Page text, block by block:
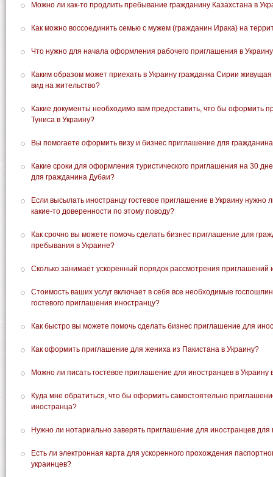
Можно ли как-то продлить пребывание гражданину Казахстана в
Как можно воссоединить семью с мужем (гражданин Ирака) на
Что нужно для начала оформления рабочего приглашения в
Каким образом может приехать в Украину гражданка Сирии
вид на жительство?
Какие документы необходимо вам предоставить, что бы оформить
Туниса в Украину?
Вы помогаете оформить визу и бизнес приглашение для
Какие сроки для оформления туристического приглашения на 30
для гражданина Дубаи?
Если высылать иностранцу гостевое приглашение в Украину нужно
какие-то доверенности по этому поводу?
Как срочно вы можете помочь сделать бизнес приглашение для
пребывания в Украине?
Сколько занимает ускоренный порядок рассмотрения приглашений
Стоимость ваших услуг включает в себя все необходимые
гостевого приглашения иностранцу?
Как быстро вы можете помочь сделать бизнес приглашение для
Как оформить приглашение для жениха из Пакистана в Украину?
Можно ли писать гостевое приглашение для иностранцев в
Куда мне обратиться, что бы оформить самостоятельно
иностранца?
Нужно ли нотариально заверять приглашение для иностранцев для
Есть ли электронная карта для ускоренного прохождения
украинцев?